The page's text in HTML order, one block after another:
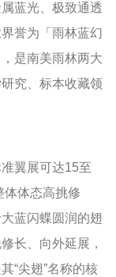
蓝光、极致通透
誉为「雨林蓝幻
是南美雨林两大
究、标本收藏领
翼展可达15至
体体态高挑修
蓝闪蝶圆润的翅
长、向外延展，
“尖翅”名称的核